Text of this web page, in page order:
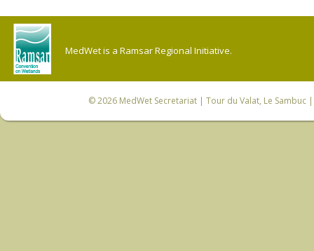
MedWet is a Ramsar Regional Initiative.
© 2026 MedWet Secretariat| Tour du Valat, Le Sambuc